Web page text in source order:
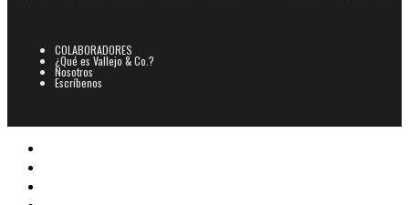
COLABORADORES
¿Qué es Vallejo & Co.?
Nosotros
Escríbenos